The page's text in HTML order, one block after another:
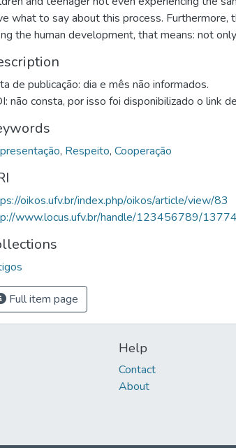
what to say about this process. Furthermore,
the human development, that means: not
de publicação: dia e mês não informados.
não consta, por isso foi disponibilizado o link
, Respeito, Cooperação
oikos.ufv.br/index.php/oikos/article/view/83
www.locus.ufv.br/handle/123456789/13774
Full item page
Help
Contact
About